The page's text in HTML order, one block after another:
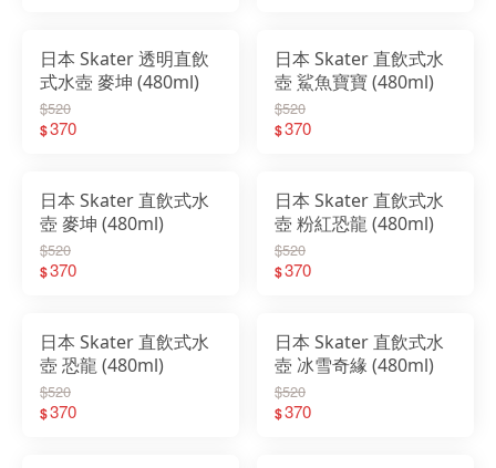
日本 Skater 透明直飲
式水壺 麥坤 (480ml)
$520
$370
日本 Skater 直飲式水
壺 鯊魚寶寶 (480ml)
$520
$370
日本 Skater 直飲式水
壺 麥坤 (480ml)
$520
$370
日本 Skater 直飲式水
壺 粉紅恐龍 (480ml)
$520
$370
日本 Skater 直飲式水
壺 恐龍 (480ml)
$520
$370
日本 Skater 直飲式水
壺 冰雪奇緣 (480ml)
$520
$370